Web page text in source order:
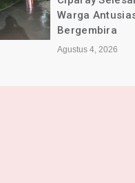
Lancar dan
Agustus 4, 2026